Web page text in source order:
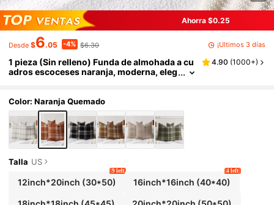
Ahorra $0.25
Desde $6.05 -4% $6.30 ¡Últimos 3 días
1 pieza (Sin relleno) Funda de almohada a cu
adros escoceses naranja, moderna, eleg
ecuada para decoración del hogar diaria, sof
á, cama, dormitorio, sala de estar, funda de a
lmohada decorativa, decoración de fiesta dia
ria y festiva, primavera, verano, otoño, invier
no, todas las estaciones
4.90 (1000+)
Color: Naranja Quemado
Talla US
12inch*20inch (30*50)
9 left
16inch*16inch (40*40)
4 left